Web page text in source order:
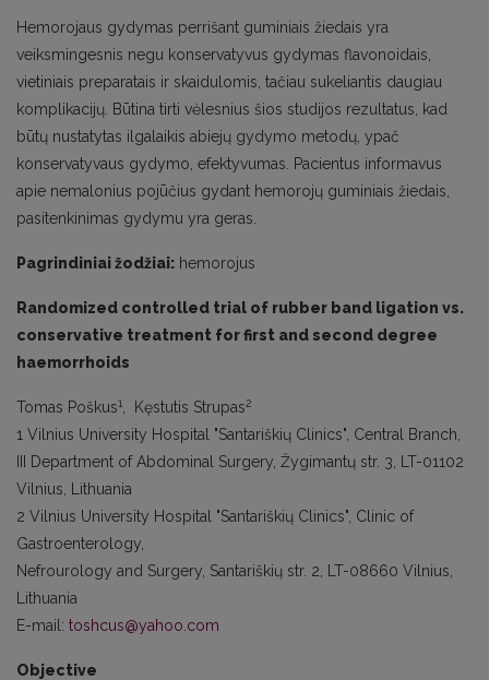
Hemorojaus gydymas perrišant guminiais žiedais yra
veiksmingesnis negu konservatyvus gydymas flavonoidais,
vietiniais preparatais ir skaidulomis, tačiau sukeliantis daugiau
komplikacijų. Būtina tirti vėlesnius šios studijos rezultatus, kad
būtų nustatytas ilgalaikis abiejų gydymo metodų, ypač
konservatyvaus gydymo, efektyvumas. Pacientus informavus
apie nemalonius pojūčius gydant hemorojų guminiais žiedais,
pasitenkinimas gydymu yra geras.
Pagrindiniai žodžiai: hemorojus
Randomized controlled trial of rubber band ligation vs.
conservative treatment for first and second degree
haemorrhoids
Tomas Poškus1 , Kęstutis Strupas2
1 Vilnius University Hospital "Santariškių Clinics", Central Branch,
III Department of Abdominal Surgery, Žygimantų str. 3, LT-01102
Vilnius, Lithuania
2 Vilnius University Hospital "Santariškių Clinics", Clinic of
Gastroenterology,
Nefrourology and Surgery, Santariškių str. 2, LT-08660 Vilnius,
Lithuania
E-mail: toshcus@yahoo.com
Objective